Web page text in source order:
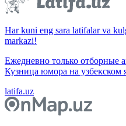
Har kuni eng sara latifalar va
markazi!
Ежедневно только отборные
Кузница юмора на узбекском
latifa.uz